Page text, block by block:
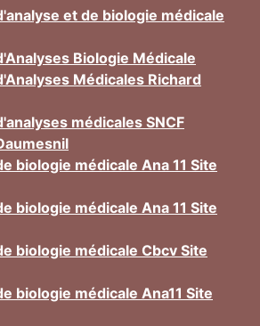
et de biologie médicale
Biologie Médicale
Médicales Richard
médicales SNCF
biologie médicale Ana 11 Site
biologie médicale Ana 11 Site
biologie médicale Cbcv Site
biologie médicale Ana11 Site